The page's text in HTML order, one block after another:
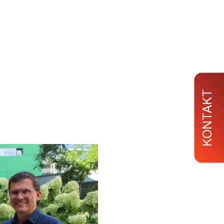
KONTAKT